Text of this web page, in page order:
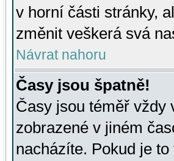
v horní části stránky,
změnit veškerá svá
Návrat nahoru
Časy jsou špatně!
Časy jsou téměř vždy
zobrazené v jiném
nacházíte. Pokud je